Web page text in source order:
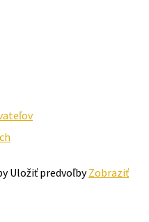
Uložiť predvoľby Zobraziť